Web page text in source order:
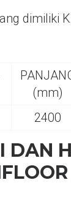
dimiliki
(mm)
2400
DAN